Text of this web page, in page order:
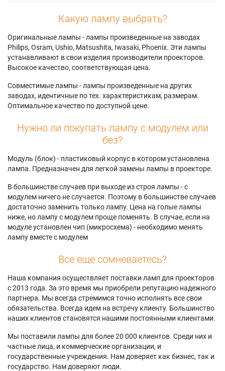
Какую лампу выбрать?
Оригинальные лампы - лампы произведенные на заводах
Philips, Osram, Ushio, Matsushita, Iwasaki, Phoenix. Эти лампы
устанавливают в свои изделия производители проекторов.
Высокое качество, соответствующая цена.
Совместимые лампы - лампы произведенные на других
заводах, идентичные по тех. характеристикам, размерам.
Оптимальное качество по доступной цене.
Нужно ли покупать лампу с модулем или
без?
Модуль (блок) - пластиковый корпус в котором установлена
лампа. Предназначен для легкой замены лампы в проекторе.
В большинстве случаев при выходе из строя лампы - с
модулем ничего не случается. Поэтому в большинстве случаев
достаточно заменить только лампу. Цена на голые лампы
ниже, но лампу с модулем проще поменять. В случае, если на
модуле установлен чип (микросхема) - необходимо менять
лампу вместе с модулем
Все еще сомневаетесь?
Наша компания осуществляет поставки ламп для проекторов
с 2013 года. За это время мы приобрели репутацию надежного
партнера. Мы всегда стремимся точно исполнять все свои
обязательства. Всегда идем на встречу клиенту. Большинство
наших клиентов становятся нашими постоянными клиентами.
Мы поставили лампы для более 20 000 клиентов. Среди них и
частные лица, и коммерческие организации, и
государственные учреждения. Нам доверяет как бизнес, так и
государство. Нам доверяют люди.